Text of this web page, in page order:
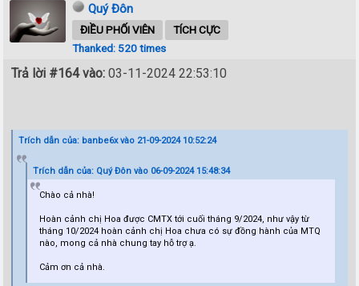
Quý Đôn
ĐIỀU PHỐI VIÊN
TÍCH CỰC
Thanked: 520 times
Trả lời #164 vào: 03-11-2024 22:53:10
Trích dẫn của: banbe6x vào 21-09-2024 10:52:24
Trích dẫn của: Quý Đôn vào 06-09-2024 15:48:34
Chào cả nhà!
Hoàn cảnh chị Hoa được CMTX tới cuối tháng 9/2024, như vậy từ
tháng 10/2024 hoàn cảnh chị Hoa chưa có sự đồng hành của MTQ
nào, mong cả nhà chung tay hỗ trợ ạ.
Cảm ơn cả nhà.